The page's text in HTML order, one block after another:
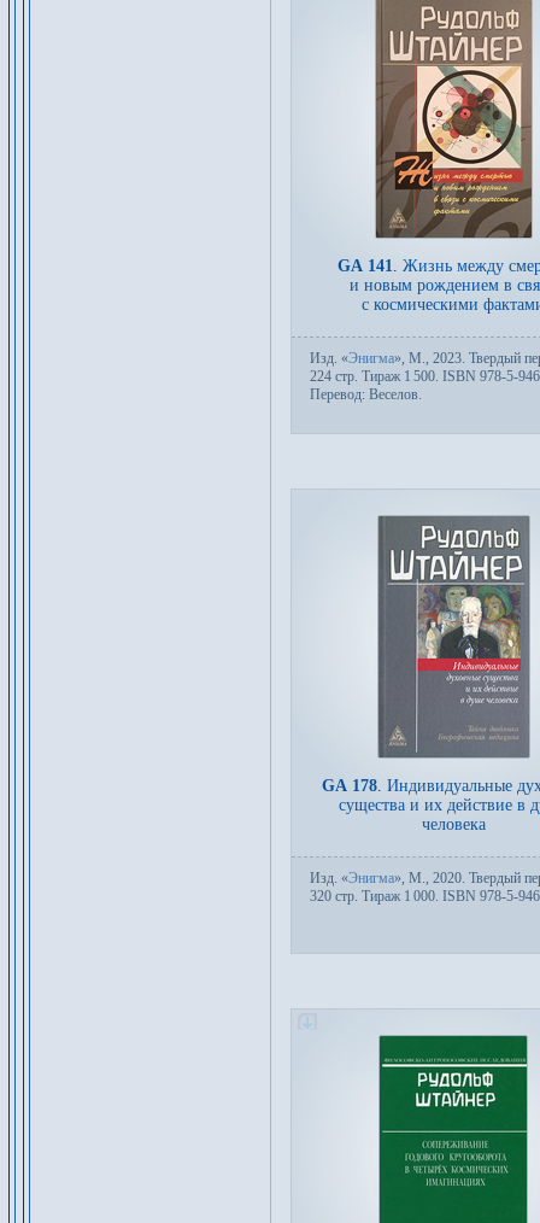
GA 141. Жизнь между
и новым рождением в
с космическими
Изд. «Энигма», М., 2023. Твер­дый
224 стр. Тираж 1 500. ISBN 978-5-
Пере­вод: Веселов.
GA 178. Индивидуальные
существа и их действие в
человека
Изд. «Энигма», М., 2020. Твер­дый
320 стр. Тираж 1 000. ISBN 978-5-